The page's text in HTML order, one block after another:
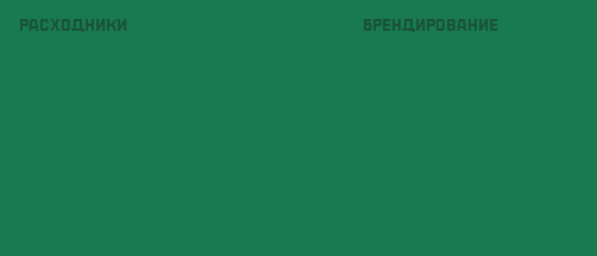
РАСХОДНИКИ БРЕНДИРОВАНИЕ